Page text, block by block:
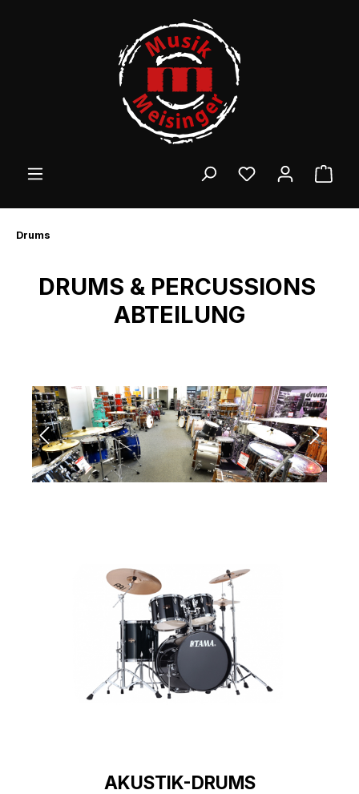
Drums
DRUMS & PERCUSSIONS
ABTEILUNG
Bildergalerie überspringen
AKUSTIK-DRUMS